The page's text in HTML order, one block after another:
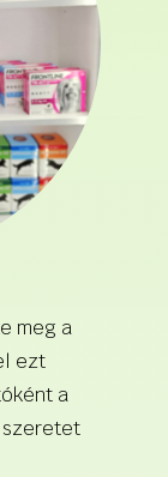
meg a
ezt
a